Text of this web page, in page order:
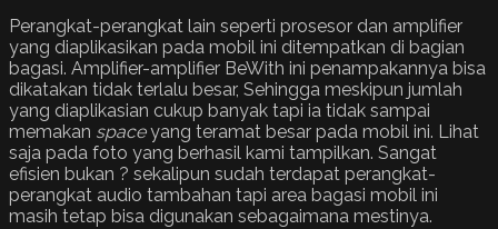
Perangkat-perangkat lain seperti prosesor dan amplifier
yang diaplikasikan pada mobil ini ditempatkan di bagian
bagasi. Amplifier-amplifier BeWith ini penampakannya bisa
dikatakan tidak terlalu besar, Sehingga meskipun jumlah
yang diaplikasian cukup banyak tapi ia tidak sampai
memakan spaceyang teramat besar pada mobil ini. Lihat
saja pada foto yang berhasil kami tampilkan. Sangat
efisien bukan ? sekalipun sudah terdapat perangkat-
perangkat audio tambahan tapi area bagasi mobil ini
masih tetap bisa digunakan sebagaimana mestinya.